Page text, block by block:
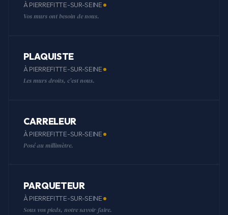
À PIERREFITTE-SUR-SEINE
Vos murs ont besoin de nous.
PLAQUISTE
À PIERREFITTE-SUR-SEINE
Les murs droits, c'est nous.
CARRELEUR
À PIERREFITTE-SUR-SEINE
Posé au millimètre.
PARQUETEUR
À PIERREFITTE-SUR-SEINE
Sous vos pieds, notre savoir-faire.